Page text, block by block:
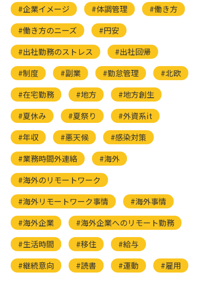
#企業イメージ
#体調管理
#働き方
#働き方のニーズ
#円安
#出社勤務のストレス
#出社回帰
#制度
#副業 #勤怠管理
#北欧
#在宅勤務
#地方
#地方創生
#夏休み
#夏祭り
#外資系it
#年収
#悪天候
#感染対策
#業務時間外連絡
#海外
#海外のリモートワーク
#海外リモートワーク事情
#海外事情
#海外企業
#海外企業へのリモート勤務
#生活時間
#移住
#給与
#継続意向
#読書 #運動 #雇用